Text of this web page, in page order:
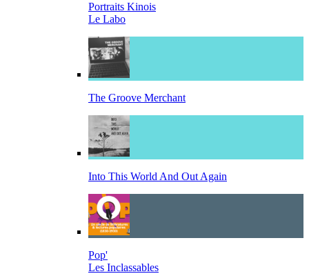
Portraits Kinois
Le Labo
The Groove Merchant
Into This World And Out Again
Pop'
Les Inclassables